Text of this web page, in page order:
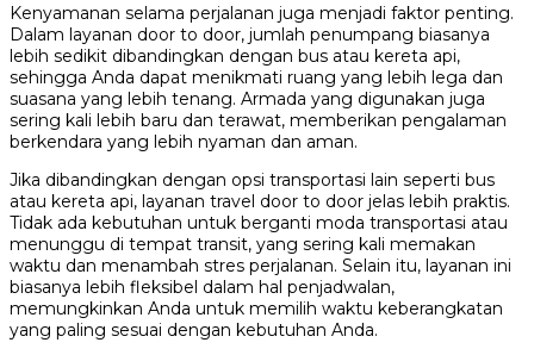
Kenyamanan selama perjalanan juga menjadi faktor penting.
Dalam layanan door to door, jumlah penumpang biasanya
lebih sedikit dibandingkan dengan bus atau kereta api,
sehingga Anda dapat menikmati ruang yang lebih lega dan
suasana yang lebih tenang. Armada yang digunakan juga
sering kali lebih baru dan terawat, memberikan pengalaman
berkendara yang lebih nyaman dan aman.
Jika dibandingkan dengan opsi transportasi lain seperti bus
atau kereta api, layanan travel door to door jelas lebih praktis.
Tidak ada kebutuhan untuk berganti moda transportasi atau
menunggu di tempat transit, yang sering kali memakan
waktu dan menambah stres perjalanan. Selain itu, layanan ini
biasanya lebih fleksibel dalam hal penjadwalan,
memungkinkan Anda untuk memilih waktu keberangkatan
yang paling sesuai dengan kebutuhan Anda.